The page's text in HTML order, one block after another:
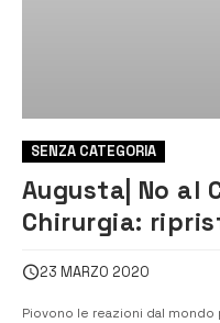
SENZA CATEGORIA
Augusta| No al
Chirurgia:
23 MARZO 2020
Piovono le reazioni dal